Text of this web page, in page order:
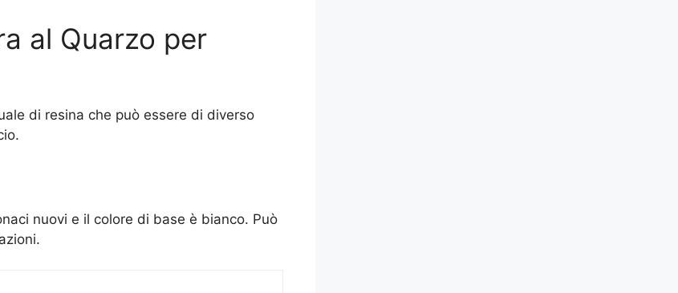
al Quarzo per
di resina che può essere di diverso
nuovi e il colore di base è bianco. Può